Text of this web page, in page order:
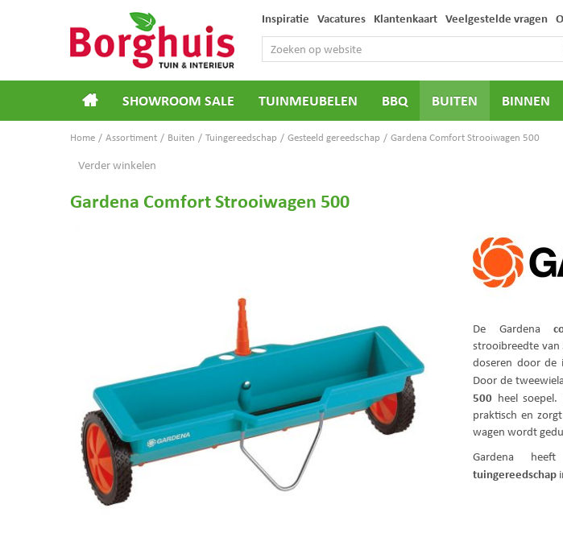
Home Assortiment Buiten Tuingereedschap Gesteeld gereedschap Gardena Comfort Strooiwagen 500
Inspiratie Vacatures Klantenkaart Veelgestelde vragen
SHOWROOM SALE TUINMEUBELEN BBQ BUITEN BINNEN
Verder winkelen
Gardena Comfort Strooiwagen 500
De Gardena
strooibreedte van
doseren door de
Door de
500 heel
praktisch en
wagen wordt
Gardena
tuingereedschap